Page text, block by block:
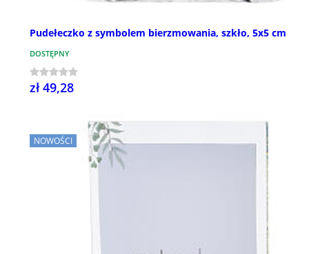
Pudełeczko z symbolem bierzmowania, szkło, 5x5 cm
DOSTĘPNY
zł 49,28
NOWOŚCI